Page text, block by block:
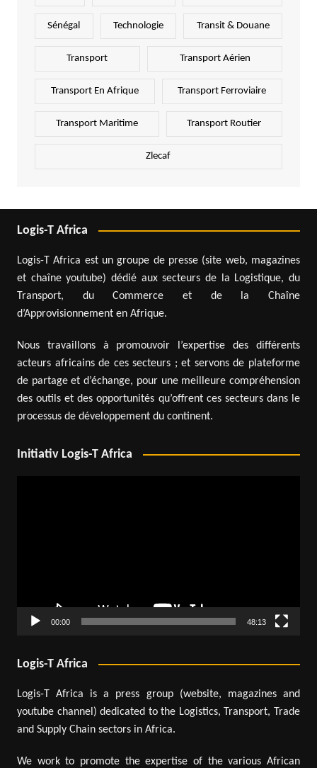
Sénégal Technologie Transit & Douane
Transport Transport Aérien
Transport En Afrique Transport Ferroviaire
Transport Maritime Transport Routier
Zlecaf
Logis-T Africa
Logis-T Africa est un groupe de presse (site web, magazines
et chaîne youtube) dédié aux secteurs de la Logistique, du
Transport, du Commerce et de la Chaîne
d’Approvisionnement en Afrique.
Nous travaillons à promouvoir l’expertise des différents
acteurs africains de ces secteurs ; et servons de plateforme
de partage et d’échange, pour une meilleure compréhension
des outils et des opportunités qu’offrent ces secteurs dans le
processus de développement du continent.
Initiativ Logis-T Africa
00:00 48:13
Logis-T Africa
Logis-T Africa is a press group (website, magazines and
youtube channel) dedicated to the Logistics, Transport, Trade
and Supply Chain sectors in Africa.
We work to promote the expertise of the various African